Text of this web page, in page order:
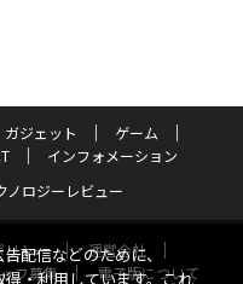
ガジェット
ゲーム
インフォメーション
ノロジーレビュー
リシー
運営会社
フ募集 電子版について
配信などのために、
・利用しています。これ